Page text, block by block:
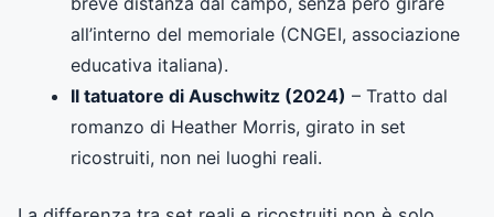
all’interno del memoriale (CNGEI, associazione
educativa italiana).
Il tatuatore di Auschwitz (2024) – Tratto dal
romanzo di Heather Morris, girato in set
ricostruiti, non nei luoghi reali.